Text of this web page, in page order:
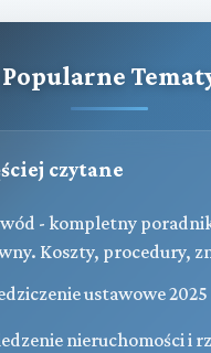
Popularne
czytane
- kompletny
Koszty, procedury,
ustawowe 2025
nieruchomości i